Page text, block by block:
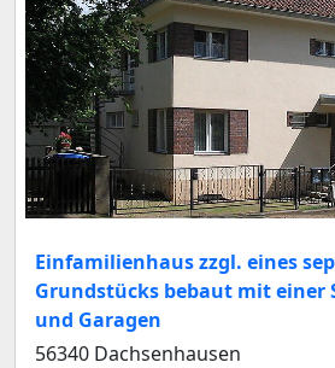
Einfamilienhaus zzgl. eines
Grundstücks bebaut mit einer
und Garagen
56340 Dachsenhausen